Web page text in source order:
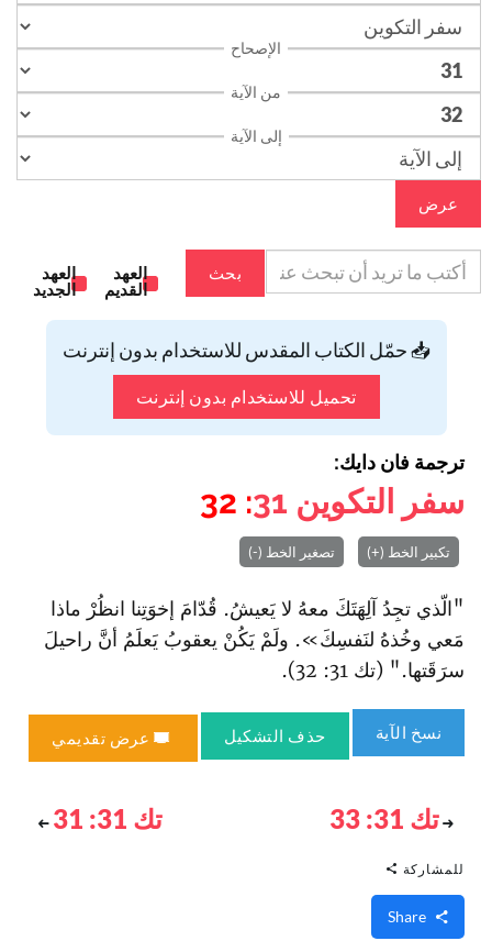
الإصحاح
من الآية
إلى الآية
عرض
بحث
العهد
القديم
العهد
الجديد
📥 حمّل الكتاب المقدس للاستخدام بدون إنترنت
تحميل للاستخدام بدون إنترنت
ترجمة فان دايك:
سفر التكوين 31
: 32
تكبير الخط (+) تصغير الخط (-)
"الّذي تجِدُ آلِهَتَكَ معهُ لا يَعيشُ. قُدّامَ إخوَتِنا انظُرْ ماذا
مَعي وخُذهُ لنَفسِكَ». ولَمْ يَكُنْ يعقوبُ يَعلَمُ أنَّ راحيلَ
سرَقَتها." (تك 31: 32).
نسخ الآية حذف التشكيل عرض تقديمي
تك 31: 33 تك 31: 31
للمشاركة